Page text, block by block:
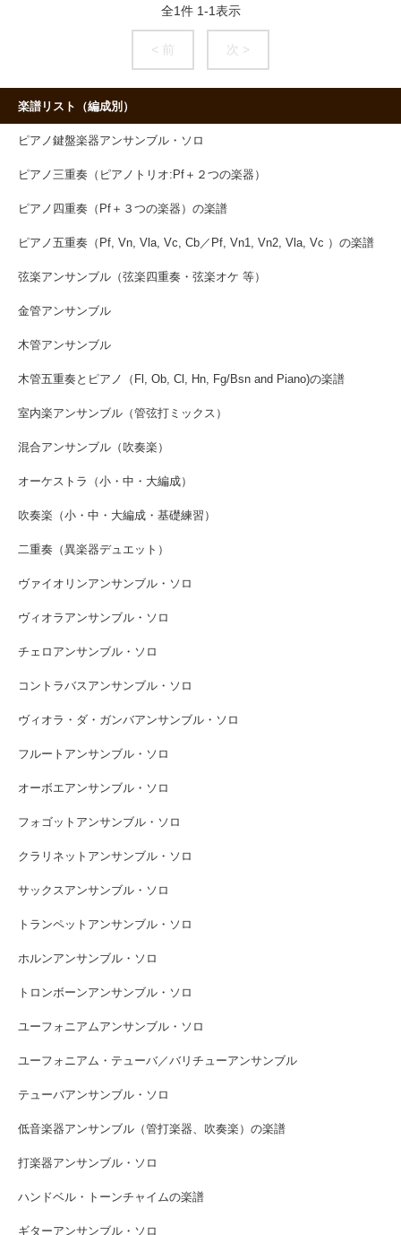
全1件 1-1表示
< 前 次 >
楽譜リスト（編成別）
ピアノ鍵盤楽器アンサンブル・ソロ
ピアノ三重奏（ピアノトリオ:Pf＋２つの楽器）
ピアノ四重奏（Pf＋３つの楽器）の楽譜
ピアノ五重奏（Pf, Vn, Vla, Vc, Cb／Pf, Vn1, Vn2, Vla, Vc ）の楽譜
弦楽アンサンブル（弦楽四重奏・弦楽オケ 等）
金管アンサンブル
木管アンサンブル
木管五重奏とピアノ（Fl, Ob, Cl, Hn, Fg/Bsn and Piano)の楽譜
室内楽アンサンブル（管弦打ミックス）
混合アンサンブル（吹奏楽）
オーケストラ（小・中・大編成）
吹奏楽（小・中・大編成・基礎練習）
二重奏（異楽器デュエット）
ヴァイオリンアンサンブル・ソロ
ヴィオラアンサンブル・ソロ
チェロアンサンブル・ソロ
コントラバスアンサンブル・ソロ
ヴィオラ・ダ・ガンバアンサンブル・ソロ
フルートアンサンブル・ソロ
オーボエアンサンブル・ソロ
フォゴットアンサンブル・ソロ
クラリネットアンサンブル・ソロ
サックスアンサンブル・ソロ
トランペットアンサンブル・ソロ
ホルンアンサンブル・ソロ
トロンボーンアンサンブル・ソロ
ユーフォニアムアンサンブル・ソロ
ユーフォニアム・テューバ／バリチューアンサンブル
テューバアンサンブル・ソロ
低音楽器アンサンブル（管打楽器、吹奏楽）の楽譜
打楽器アンサンブル・ソロ
ハンドベル・トーンチャイムの楽譜
ギターアンサンブル・ソロ